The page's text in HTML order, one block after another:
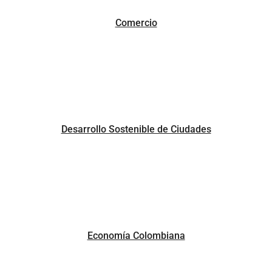
Comercio
Desarrollo Sostenible de Ciudades
Economía Colombiana